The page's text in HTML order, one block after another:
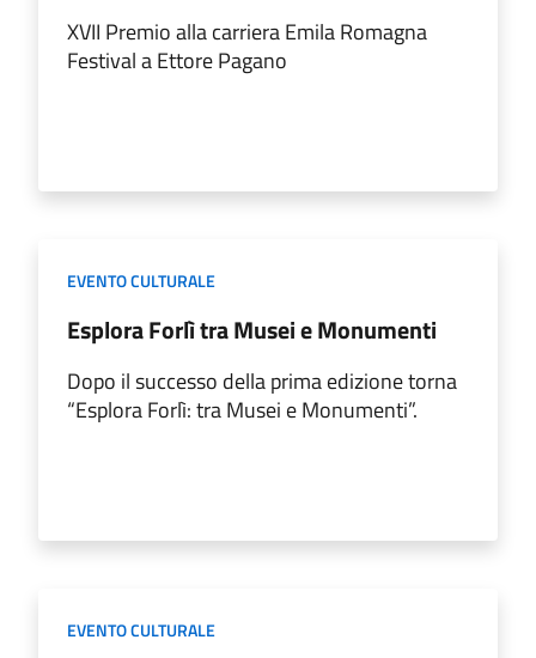
XVII Premio alla carriera Emila Romagna
Festival a Ettore Pagano
EVENTO CULTURALE
Esplora Forlì tra Musei e Monumenti
Dopo il successo della prima edizione torna
“Esplora Forlì: tra Musei e Monumenti”.
EVENTO CULTURALE